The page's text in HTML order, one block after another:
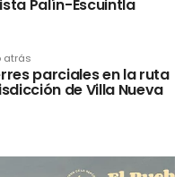
Palín-Escuintla
atrás
parciales en la ruta
de Villa Nueva